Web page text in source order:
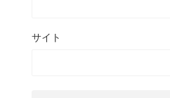
サイト